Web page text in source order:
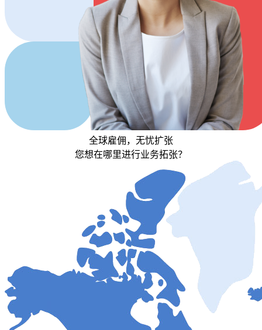
全球雇佣，无忧扩张
您想在哪里进行业务拓张？